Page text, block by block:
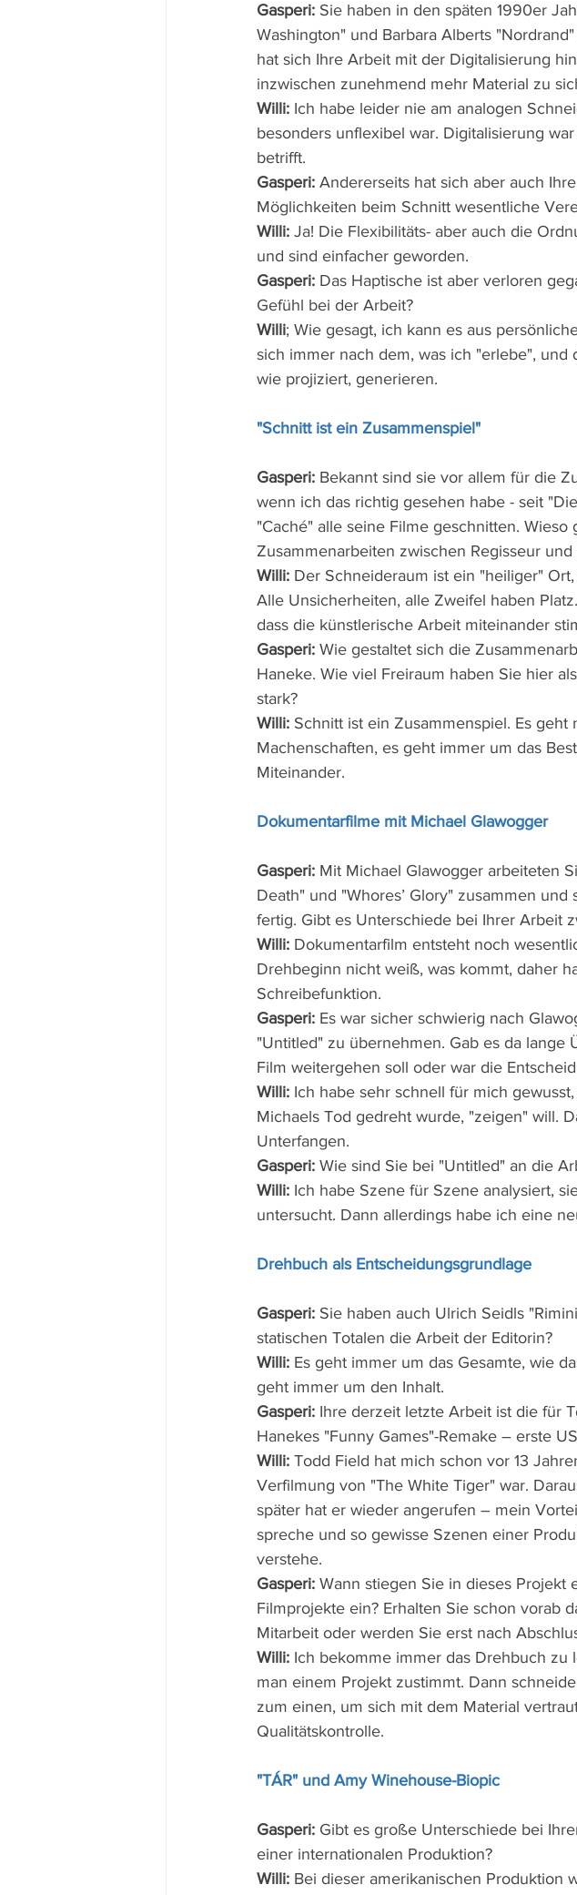
Gasperi: Sie haben in den späten 1990er
Washington" und Barbara Alberts
hat sich Ihre Arbeit mit der Digitalisierung
inzwischen zunehmend mehr Material zu
Willi: Ich habe leider nie am analogen
besonders unflexibel war. Digitalisierung
betrifft.
Gasperi: Andererseits hat sich aber auch
Möglichkeiten beim Schnitt wesentliche
Willi: Ja! Die Flexibilitäts- aber auch die
und sind einfacher geworden.
Gasperi: Das Haptische ist aber verloren
Gefühl bei der Arbeit?
Willi; Wie gesagt, ich kann es aus
sich immer nach dem, was ich "erlebe",
wie projiziert, generieren.
"Schnitt ist ein Zusammenspiel"
Gasperi: Bekannt sind sie vor allem für die
wenn ich das richtig gesehen habe - seit
"Caché" alle seine Filme geschnitten.
Zusammenarbeiten zwischen Regisseur und
Willi: Der Schneideraum ist ein "heiliger"
Alle Unsicherheiten, alle Zweifel haben
dass die künstlerische Arbeit miteinander
Gasperi: Wie gestaltet sich die
Haneke. Wie viel Freiraum haben Sie hier
stark?
Willi: Schnitt ist ein Zusammenspiel. Es
Machenschaften, es geht immer um das
Miteinander.
Dokumentarfilme mit Michael Glawogger
Gasperi: Mit Michael Glawogger arbeiteten
Death" und "Whores’ Glory" zusammen
fertig. Gibt es Unterschiede bei Ihrer Arbeit
Willi: Dokumentarfilm entsteht noch
Drehbeginn nicht weiß, was kommt, daher
Schreibefunktion.
Gasperi: Es war sicher schwierig nach
"Untitled" zu übernehmen. Gab es da
Film weitergehen soll oder war die
Willi: Ich habe sehr schnell für mich
Michaels Tod gedreht wurde, "zeigen" will.
Unterfangen.
Gasperi: Wie sind Sie bei "Untitled" an die
Willi: Ich habe Szene für Szene analysiert,
untersucht. Dann allerdings habe ich eine
Drehbuch als Entscheidungsgrundlage
Gasperi: Sie haben auch Ulrich Seidls
statischen Totalen die Arbeit der Editorin?
Willi: Es geht immer um das Gesamte, wie
geht immer um den Inhalt.
Gasperi: Ihre derzeit letzte Arbeit ist die für
Hanekes "Funny Games"-Remake – erste
Willi: Todd Field hat mich schon vor 13
Verfilmung von "The White Tiger" war.
später hat er wieder angerufen – mein
spreche und so gewisse Szenen einer
verstehe.
Gasperi: Wann stiegen Sie in dieses Projekt
Filmprojekte ein? Erhalten Sie schon vorab
Mitarbeit oder werden Sie erst nach
Willi: Ich bekomme immer das Drehbuch zu
man einem Projekt zustimmt. Dann
zum einen, um sich mit dem Material
Qualitätskontrolle.
"TÁR" und Amy Winehouse-Biopic
Gasperi: Gibt es große Unterschiede bei
einer internationalen Produktion?
Willi: Bei dieser amerikanischen Produktion